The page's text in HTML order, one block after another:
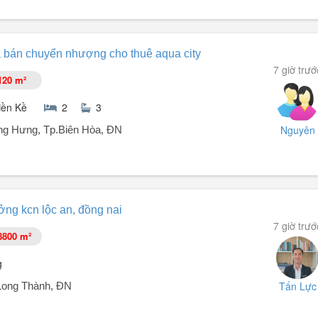
bán chuyển nhượng cho thuê aqua city
7 giờ
Nguyên
m²
Kề 2 3
Hưng, Tp.Biên Hòa, ĐN
nhượng, cho thuê sản phẩm BĐS Aqua City.
kcn lộc an, đồng nai
7 giờ
Tấn Lực
m²
Thành, ĐN